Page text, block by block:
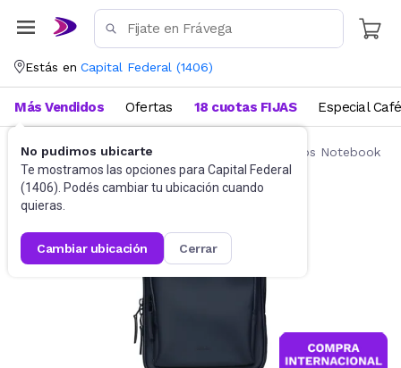
Estás en Capital Federal (1406)
No pudimos ubicarte
Te mostramos las opciones para Capital Federal
(1406). Podés cambiar tu ubicación cuando
quieras.
cambiar ubicación cerrar
Más Vendidos Ofertas 18 cuotas FIJAS Especial Café
Accesorios de Informática Mochilas y Bolsos Notebook